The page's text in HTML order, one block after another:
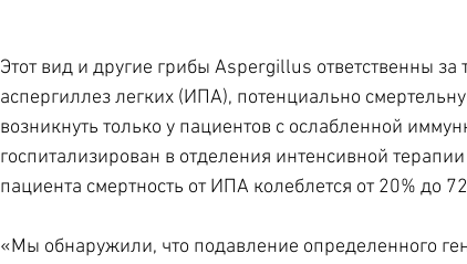
Этот вид и другие грибы Aspergillus ответственны
аспергиллез легких (ИПА), потенциально
возникнуть только у пациентов с ослабленной
госпитализирован в отделения интенсивной
пациента смертность от ИПА колеблется от 20% до
«Мы обнаружили, что подавление определенного